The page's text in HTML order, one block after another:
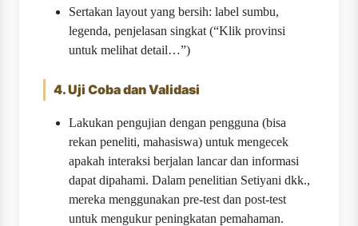
Sertakan layout yang bersih: label sumbu,
legenda, penjelasan singkat (“Klik provinsi
untuk melihat detail…”)
4. Uji Coba dan Validasi
Lakukan pengujian dengan pengguna (bisa
rekan peneliti, mahasiswa) untuk mengecek
apakah interaksi berjalan lancar dan informasi
dapat dipahami. Dalam penelitian Setiyani dkk.,
mereka menggunakan pre-test dan post-test
untuk mengukur peningkatan pemahaman.